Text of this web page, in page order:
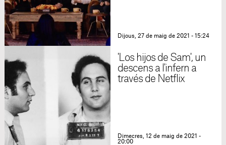
Dijous, 27 de maig de 2021 - 15:24
'Los hijos de Sam', un
descens a l'infern a
través de Netflix
Dimecres, 12 de maig de 2021 -
20:00